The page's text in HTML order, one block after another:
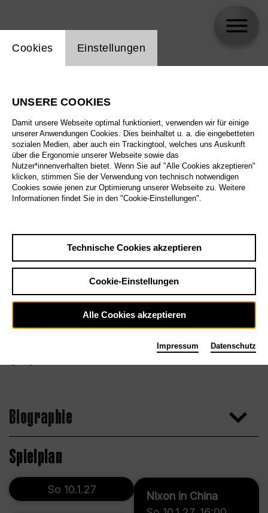
Biographie
Spielplan
Nixon in China
So 10.1.27
Einstellung Website Cookie
Cookies Einstellungen
UNSERE COOKIES
Damit unsere Webseite optimal funktioniert, verwenden wir für einige
unserer Anwendungen Cookies. Dies beinhaltet u. a. die eingebetteten
sozialen Medien, aber auch ein Trackingtool, welches uns Auskunft
über die Ergonomie unserer Webseite sowie das
Nutzer*innenverhalten bietet. Wenn Sie auf "Alle Cookies akzeptieren"
klicken, stimmen Sie der Verwendung von technisch notwendigen
Cookies sowie jenen zur Optimierung unserer Webseite zu. Weitere
Informationen findet Sie in den "Cookie-Einstellungen".
Technische Cookies akzeptieren
Cookie-Einstellungen
Alle Cookies akzeptieren
Impressum Datenschutz